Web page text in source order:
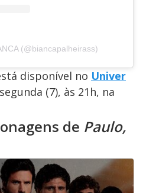
(@biancapalheirass)
disponível no Univer
(7), às 21h, na
de Paulo,